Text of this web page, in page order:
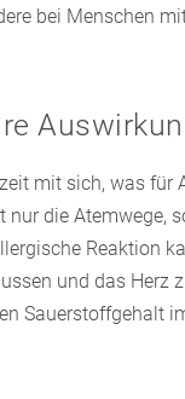
bei Menschen
mit sich, was für
die Atemwege,
Reaktion
und das Herz
Sauerstoffgehalt